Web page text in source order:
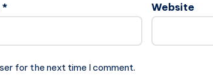
* Website
for the next time I comment.